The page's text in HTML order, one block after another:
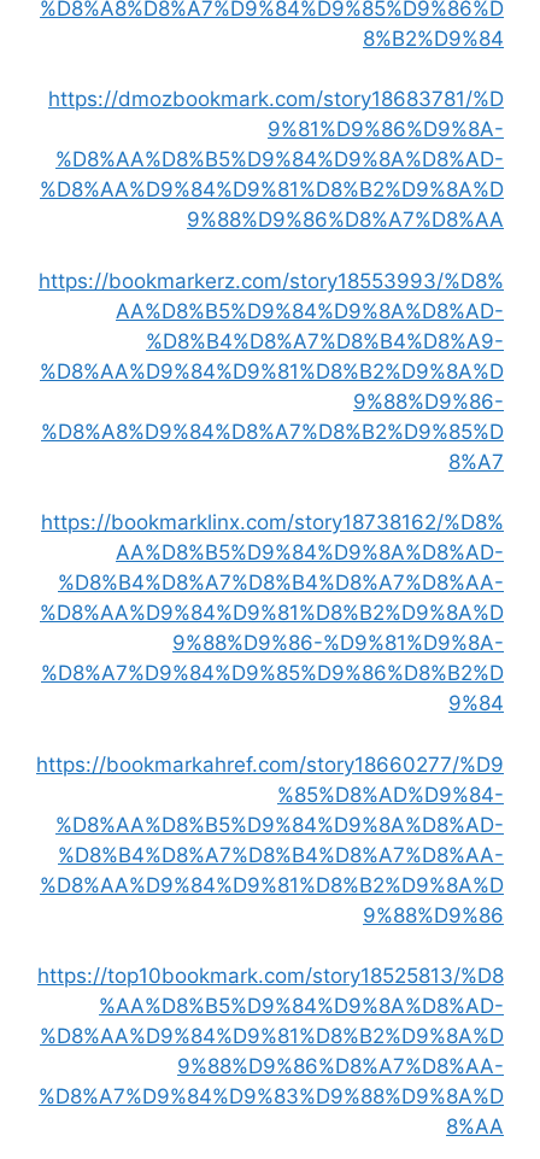
%D8%A8%D8%A7%D9%84%D9%85%D9%86%D
8%B2%D9%84
https://dmozbookmark.com/story18683781/%D
9%81%D9%86%D9%8A-
%D8%AA%D8%B5%D9%84%D9%8A%D8%AD-
%D8%AA%D9%84%D9%81%D8%B2%D9%8A%D
9%88%D9%86%D8%A7%D8%AA
https://bookmarkerz.com/story18553993/%D8%
AA%D8%B5%D9%84%D9%8A%D8%AD-
%D8%B4%D8%A7%D8%B4%D8%A9-
%D8%AA%D9%84%D9%81%D8%B2%D9%8A%D
9%88%D9%86-
%D8%A8%D9%84%D8%A7%D8%B2%D9%85%D
8%A7
https://bookmarklinx.com/story18738162/%D8%
AA%D8%B5%D9%84%D9%8A%D8%AD-
%D8%B4%D8%A7%D8%B4%D8%A7%D8%AA-
%D8%AA%D9%84%D9%81%D8%B2%D9%8A%D
9%88%D9%86-%D9%81%D9%8A-
%D8%A7%D9%84%D9%85%D9%86%D8%B2%D
9%84
https://bookmarkahref.com/story18660277/%D9
%85%D8%AD%D9%84-
%D8%AA%D8%B5%D9%84%D9%8A%D8%AD-
%D8%B4%D8%A7%D8%B4%D8%A7%D8%AA-
%D8%AA%D9%84%D9%81%D8%B2%D9%8A%D
9%88%D9%86
https://top10bookmark.com/story18525813/%D8
%AA%D8%B5%D9%84%D9%8A%D8%AD-
%D8%AA%D9%84%D9%81%D8%B2%D9%8A%D
9%88%D9%86%D8%A7%D8%AA-
%D8%A7%D9%84%D9%83%D9%88%D9%8A%D
8%AA